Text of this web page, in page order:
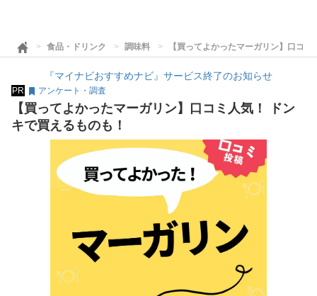
食品・ドリンク 調味料 【買ってよかったマーガリン】口コ
『マイナビおすすめナビ』サービス終了のお知らせ
PR アンケート・調査
【買ってよかったマーガリン】口コミ人気！ ドン
キで買えるものも！